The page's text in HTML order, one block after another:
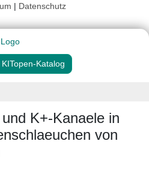
| Datenschutz
Katalog
K+-Kanaele in
von